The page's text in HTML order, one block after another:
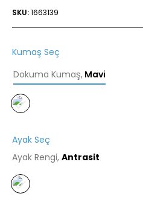
SKU:1663139
Kumaş Seç
Dokuma Kumaş, Mavi
Ayak Seç
Ayak Rengi, Antrasit